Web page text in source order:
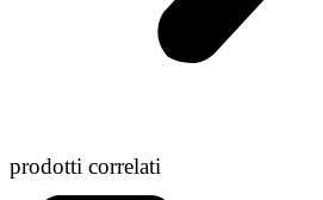
prodotti correlati